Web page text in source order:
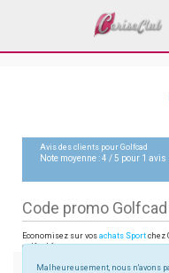
Avis des clients pour Golfcad
Note moyenne :4 /5 pour 1 avis
Code promo Golfcad
Economisez sur vos achats Sport chez
golfcad.fr
Malheureusement, nous n'avons